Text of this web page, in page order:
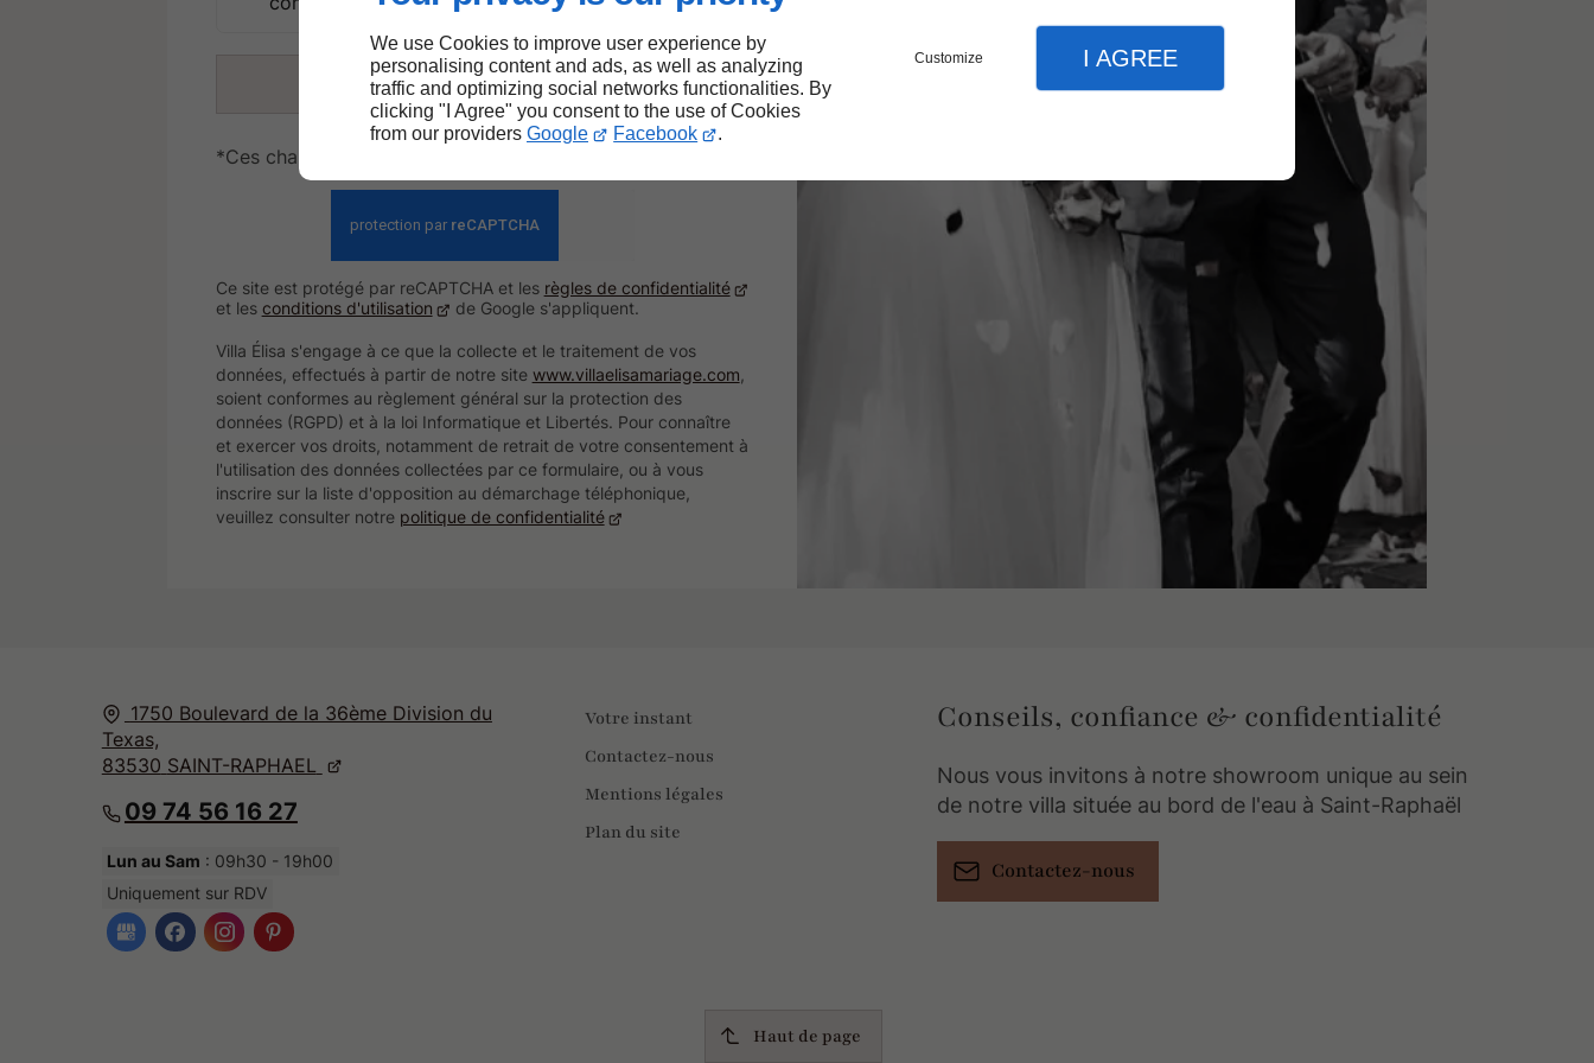
We use Cookies to improve user experience by
personalising content and ads, as well as analyzing
traffic and optimizing social networks functionalities. By
clicking "I Agree" you consent to the use of Cookies
from our providers Google Facebook .
Customize I AGREE
Envoyer
*Ces champs sont obligatoires
Ce site est protégé par reCAPTCHA et les règles de confidentialité
et les conditions d'utilisation de Google s'appliquent.
Villa Élisa s'engage à ce que la collecte et le traitement de vos
données, effectués à partir de notre site www.villaelisamariage.com
soient conformes au règlement général sur la protection des
données (RGPD) et à la loi Informatique et Libertés. Pour connaître
et exercer vos droits, notamment de retrait de votre consentement à
l'utilisation des données collectées par ce formulaire, ou à vous
inscrire sur la liste d'opposition au démarchage téléphonique,
veuillez consulter notre politique de confidentialité
1750 Boulevard de la 36ème Division du
Texas,
83530 SAINT-RAPHAEL
09 74 56 16 27
Lun au Sam : 09h30 - 19h00
Uniquement sur RDV
Votre instant
Contactez-nous
Mentions légales
Plan du site
Conseils, confiance & confidentialité
Nous vous invitons à notre showroom unique au sein
de notre villa située au bord de l'eau à Saint-Raphaël
Contactez-nous
Haut de page